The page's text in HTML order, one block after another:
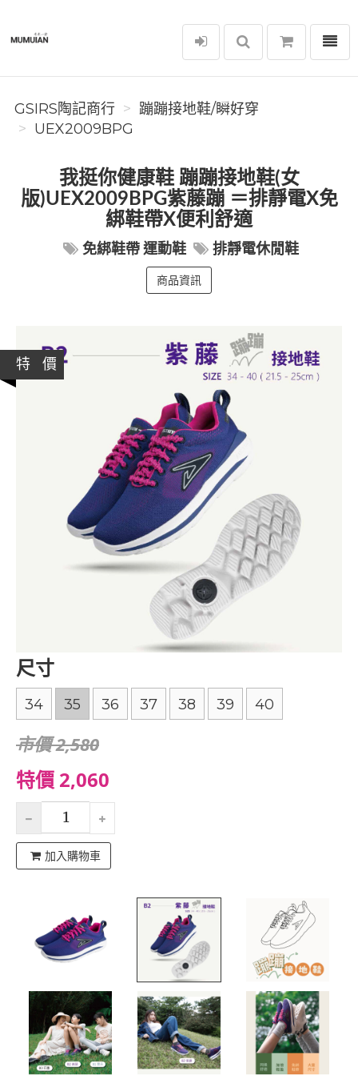
GSIRS陶記商行
選單
GSIRS陶記商行
蹦蹦接地鞋/瞬好穿
UEX2009BPG
我挺你健康鞋 蹦蹦接地鞋(女
版)UEX2009BPG紫藤蹦 ＝排靜電X免
綁鞋帶X便利舒適
免綁鞋帶 運動鞋 排靜電休閒鞋
商品資訊
特 價
尺寸
34 35 36 37 38 39 40
市價 2,580
特價 2,060
加入購物車